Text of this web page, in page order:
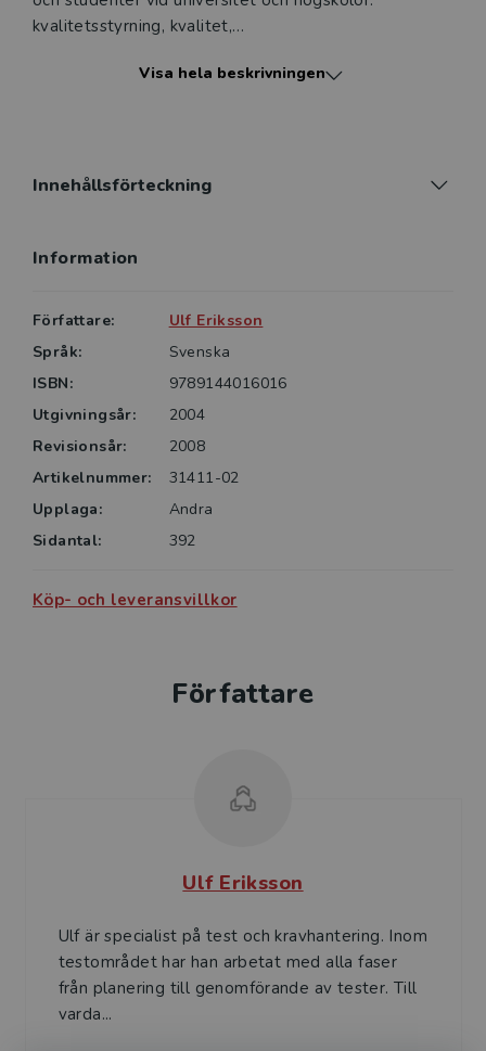
kvalitetsstyrning, kvalitet,
Visa hela beskrivningen
Innehållsförteckning
Information
Författare:
Ulf Eriksson
Språk:
Svenska
ISBN:
9789144016016
Utgivningsår:
2004
Revisionsår:
2008
Artikelnummer:
31411-02
Upplaga:
Andra
Sidantal:
392
Köp- och leveransvillkor
Författare
Ulf Eriksson
Ulf är specialist på test och kravhantering. Inom
testområdet har han arbetat med alla faser
från planering till genomförande av tester. Till
varda...